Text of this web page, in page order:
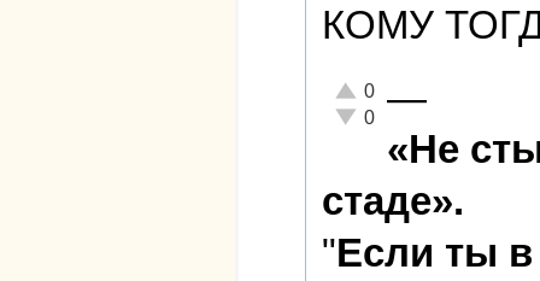
КОМУ
Отлично!
0
Неадекватно!
0 —
«Не
стаде».
"Если ты